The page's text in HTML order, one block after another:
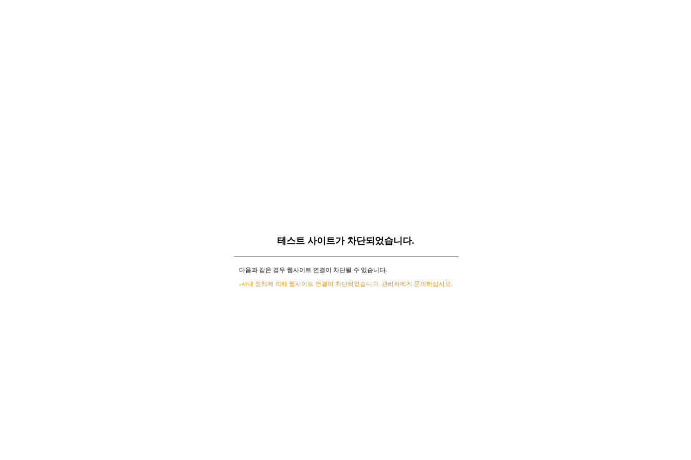
테스트 사이트가 차단되었습니다.
다음과 같은 경우 웹사이트 연결이 차단될 수 있습니다.
-사내 정책에 의해 웹사이트 연결이 차단되었습니다. 관리자에게 문의하십시오.